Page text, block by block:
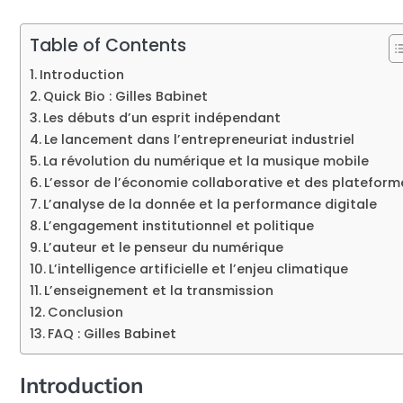
Table of Contents
Introduction
Quick Bio : Gilles Babinet
Les débuts d’un esprit indépendant
Le lancement dans l’entrepreneuriat industriel
La révolution du numérique et la musique mobile
L’essor de l’économie collaborative et des
L’analyse de la donnée et la performance digitale
L’engagement institutionnel et politique
L’auteur et le penseur du numérique
L’intelligence artificielle et l’enjeu climatique
L’enseignement et la transmission
Conclusion
FAQ : Gilles Babinet
Introduction